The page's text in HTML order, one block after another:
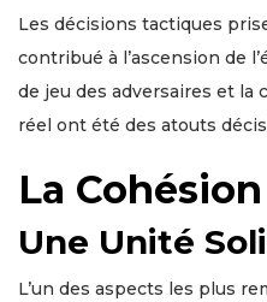
Les décisions tactiques
contribué à l’ascension de
de jeu des adversaires et la
réel ont été des atouts
La
Une Unité
L’un des aspects les plus